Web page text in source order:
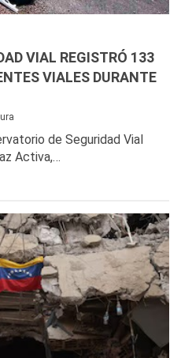
VIAL REGISTRÓ 133
VIALES DURANTE
de Seguridad Vial
Activa,…